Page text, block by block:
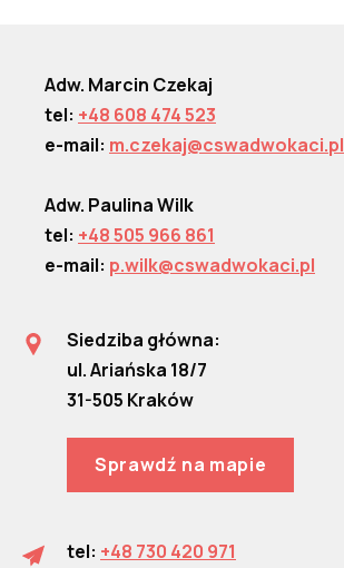
Siedziba główna:
ul. Ariańska 18/7
31-505 Kraków
Sprawdź na mapie
tel: +48 730 420 971
Adw. Marcin Czekaj
tel: +48 608 474 523
e-mail: m.czekaj@cswadwokaci.pl
Adw. Paulina Wilk
tel: +48 505 966 861
e-mail: p.wilk@cswadwokaci.pl